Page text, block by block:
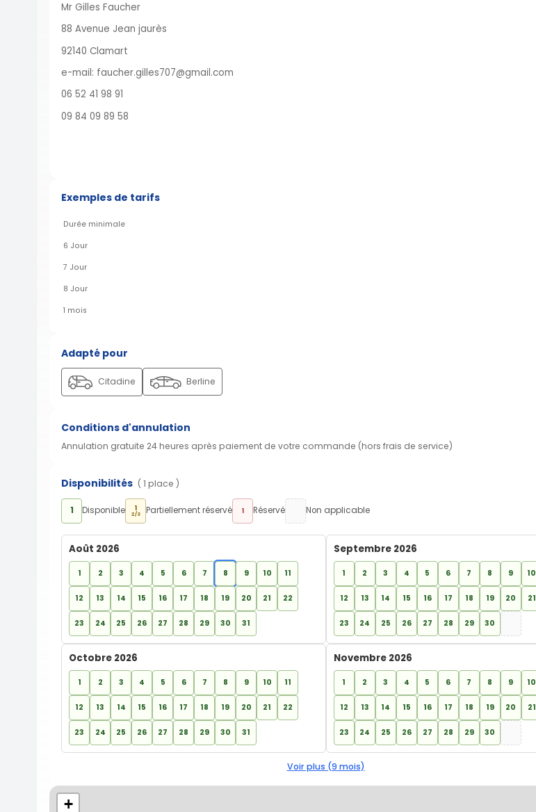
Mr Gilles Faucher
88 Avenue Jean jaurès
92140 Clamart
e-mail: faucher.gilles707@gmail.com
06 52 41 98 91
09 84 09 89 58
Exemples de tarifs
Durée minimale
6 Jour
7 Jour
8 Jour
1 mois
Adapté pour
Citadine Berline
Conditions d'annulation
Annulation gratuite 24 heures après paiement de votre commande (hors frais de service)
Disponibilités ( 1 place )
1 Disponible 1
2/3 Partiellement réservé 1 Réservé Non applicable
Août 2026
1 2 3 4 5 6 7 8 9 10 11
12 13 14 15 16 17 18 19 20 21 22
23 24 25 26 27 28 29 30 31
Septembre 2026
1 2 3 4 5 6 7 8 9 10
12 13 14 15 16 17 18 19 20 21
23 24 25 26 27 28 29 30
Octobre 2026
1 2 3 4 5 6 7 8 9 10 11
12 13 14 15 16 17 18 19 20 21 22
23 24 25 26 27 28 29 30 31
Novembre 2026
1 2 3 4 5 6 7 8 9 10
12 13 14 15 16 17 18 19 20 21
23 24 25 26 27 28 29 30
Voir plus (9 mois)
+